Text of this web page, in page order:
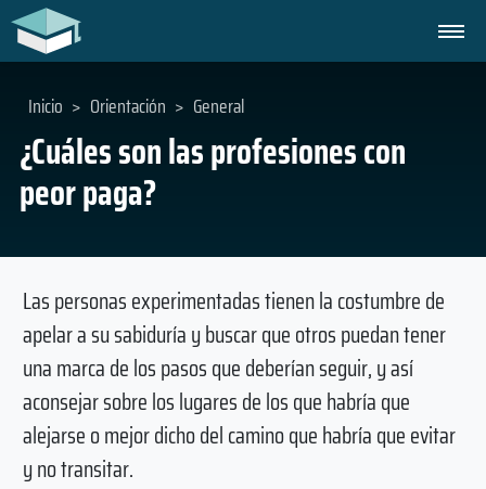
¿Cuáles son las profesiones con
peor paga?
Inicio > Orientación > General
Las personas experimentadas tienen la costumbre de
apelar a su sabiduría y buscar que otros puedan tener
una marca de los pasos que deberían seguir, y así
aconsejar sobre los lugares de los que habría que
alejarse o mejor dicho del camino que habría que evitar
y no transitar.